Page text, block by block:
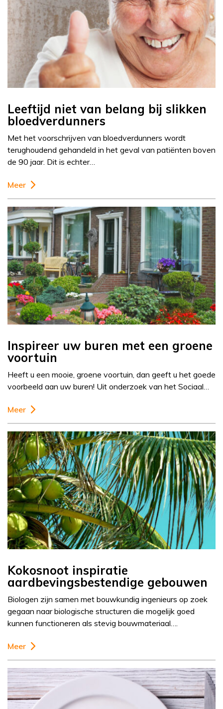
Leeftijd niet van belang bij slikken
bloedverdunners
Met het voorschrijven van bloedverdunners wordt
terughoudend gehandeld in het geval van patiënten boven
de 90 jaar. Dit is echter…
Meer
Inspireer uw buren met een groene
voortuin
Heeft u een mooie, groene voortuin, dan geeft u het goede
voorbeeld aan uw buren! Uit onderzoek van het Sociaal…
Meer
Kokosnoot inspiratie
aardbevingsbestendige gebouwen
Biologen zijn samen met bouwkundig ingenieurs op zoek
gegaan naar biologische structuren die mogelijk goed
kunnen functioneren als stevig bouwmateriaal….
Meer